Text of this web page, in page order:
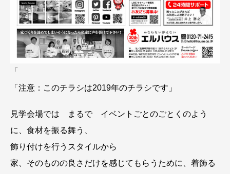
「
「注意：このチラシは2019年のチラシです」
見学会場では まるで イベントごとのごとくのよう
に、食材を振る舞う、
飾り付けを行うスタイルから
家、そのものの良さだけを感じてもらうために、着飾る